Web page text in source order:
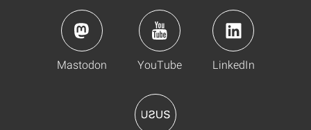
Mastodon YouTube LinkedIn